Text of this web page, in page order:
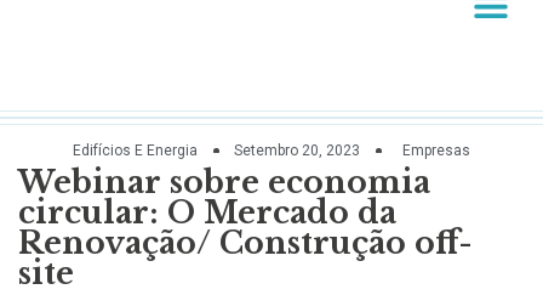
Edifícios E Energia Setembro 20, 2023 Empresas
Webinar sobre economia
circular: O Mercado da
Renovação/ Construção off-
site